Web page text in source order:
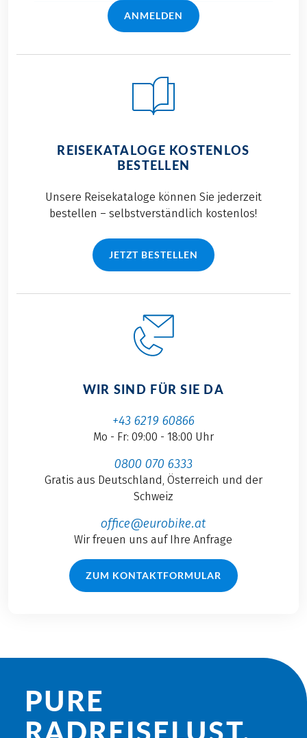
ANMELDEN
REISEKATALOGE KOSTENLOS
BESTELLEN
Unsere Reisekataloge können Sie jederzeit
bestellen – selbstverständlich kostenlos!
JETZT BESTELLEN
WIR SIND FÜR SIE DA
+43 6219 60866
Mo - Fr: 09:00 - 18:00 Uhr
0800 070 6333
Gratis aus Deutschland, Österreich und der
Schweiz
office@eurobike.at
Wir freuen uns auf Ihre Anfrage
ZUM KONTAKTFORMULAR
PURE